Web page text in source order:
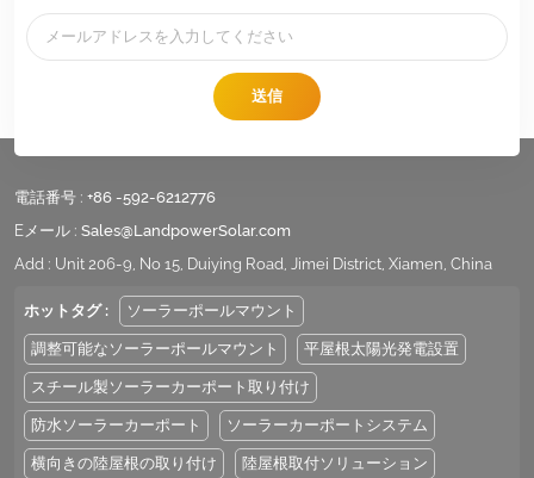
送信
電話番号 : +86 -592-6212776
Eメール : Sales@LandpowerSolar.com
Add : Unit 206-9, No 15, Duiying Road, Jimei District, Xiamen, China
ホットタグ : ソーラーポールマウント
調整可能なソーラーポールマウント 平屋根太陽光発電設置
スチール製ソーラーカーポート取り付け
防水ソーラーカーポート ソーラーカーポートシステム
横向きの陸屋根の取り付け 陸屋根取付ソリューション